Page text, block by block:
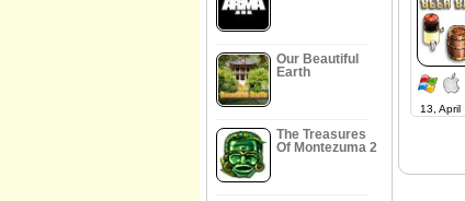
Our Beautiful
Earth
The Treasures
Of Montezuma 2
13, April